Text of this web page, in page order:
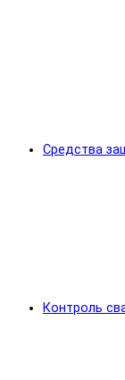
Средства
Контроль